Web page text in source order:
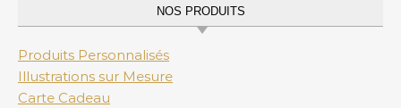
NOS PRODUITS
Produits Personnalisés
Illustrations sur Mesure
Carte Cadeau